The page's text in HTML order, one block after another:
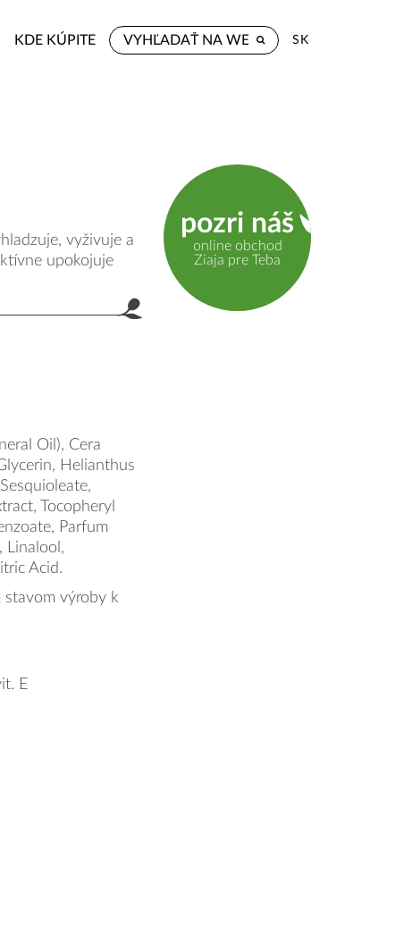
KDE KÚPITE SK
vyživuje a
upokojuje
Oil), Cera
Helianthus
Tocopheryl
Parfum
Linalool,
Acid.
stavom výroby k
E
pozri náš
online obchod
Ziaja pre Teba